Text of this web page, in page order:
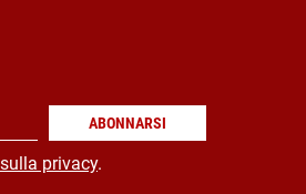
ABONNARSI
privacy.